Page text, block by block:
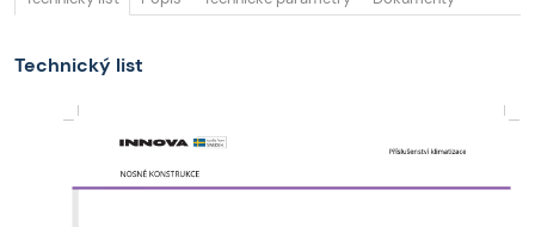
Technický list